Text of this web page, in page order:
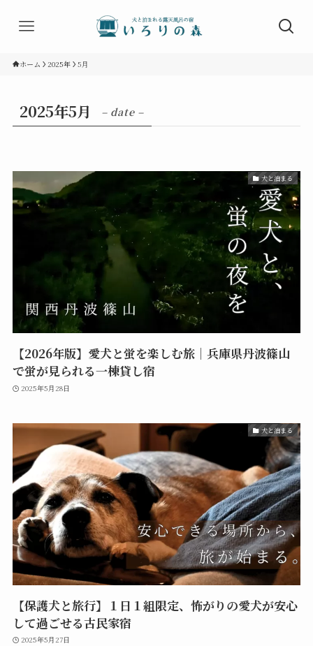
ホーム 2025年 5月
2025年5月 – date –
犬と泊まる
【2026年版】愛犬と蛍を楽しむ旅｜兵庫県丹波篠山
で蛍が見られる一棟貸し宿
2025年5月28日
犬と泊まる
【保護犬と旅行】１日１組限定、怖がりの愛犬が安心
して過ごせる古民家宿
2025年5月27日